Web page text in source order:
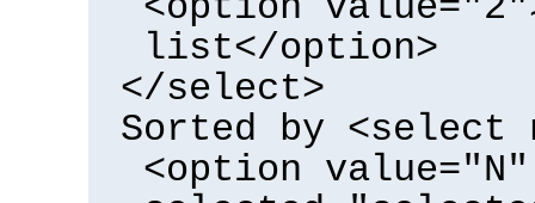
list</option>
</select>
Sorted by <select
<option value="N"